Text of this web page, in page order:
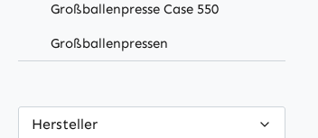
Großballenpresse Case 550
Großballenpressen
Hersteller